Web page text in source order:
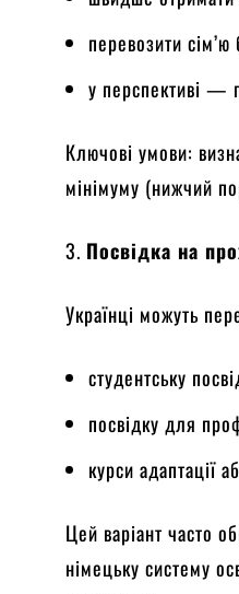
перевозити
у перспективі —
Ключові умови:
мінімуму (нижчий
3. Посвідка на
Українці можуть
студентську
посвідку для
курси адаптації
Цей варіант часто
німецьку систему